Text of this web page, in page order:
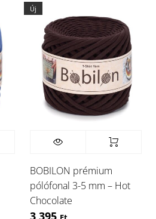
Új
BOBILON prémium
pólófonal 3-5 mm – Hot
Chocolate